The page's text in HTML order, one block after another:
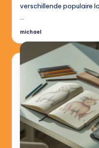
verschillende populaire
…
Posted
michael